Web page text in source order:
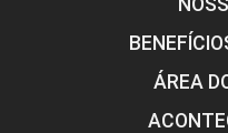
ÁREA